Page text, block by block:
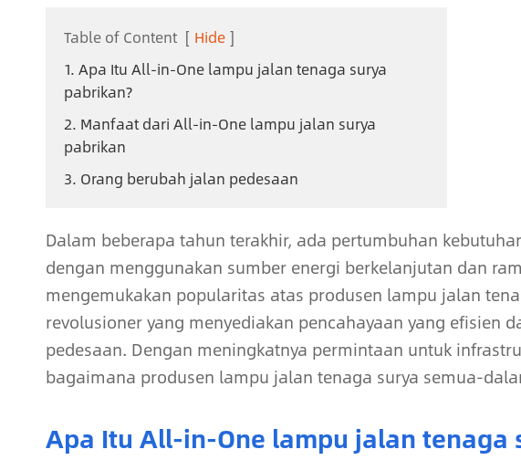
Table of Content [ Hide ]
1. Apa Itu All-in-One lampu jalan tenaga surya
pabrikan?
2. Manfaat dari All-in-One lampu jalan surya
pabrikan
3. Orang berubah jalan pedesaan
Dalam beberapa tahun terakhir, ada pertumbuhan
dengan menggunakan sumber energi berkelanjutan dan
mengemukakan popularitas atas produsen lampu jalan
revolusioner yang menyediakan pencahayaan yang efisien
pedesaan. Dengan meningkatnya permintaan untuk
bagaimana produsen lampu jalan tenaga surya semua-
Apa Itu All-in-One lampu jalan tenaga